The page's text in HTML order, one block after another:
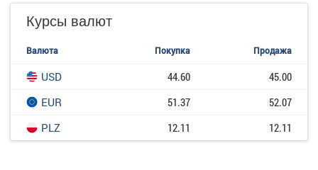
Курсы валют
Валюта Покупка Продажа
USD 44.60
45.00
EUR
51.37
52.07
PLZ
12.11 12.11